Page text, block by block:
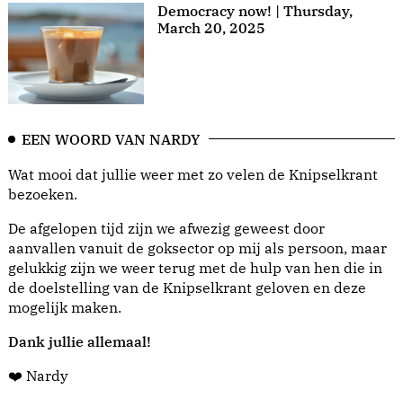
Democracy now! | Thursday,
March 20, 2025
EEN WOORD VAN NARDY
Wat mooi dat jullie weer met zo velen de Knipselkrant
bezoeken.
De afgelopen tijd zijn we afwezig geweest door
aanvallen vanuit de goksector op mij als persoon, maar
gelukkig zijn we weer terug met de hulp van hen die in
de doelstelling van de Knipselkrant geloven en deze
mogelijk maken.
Dank jullie allemaal!
❤️ Nardy